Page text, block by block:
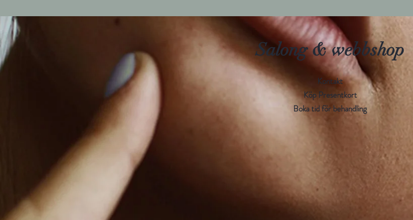
Salong & webbshop
Kontakt
Köp Presentkort
Boka tid för behandling